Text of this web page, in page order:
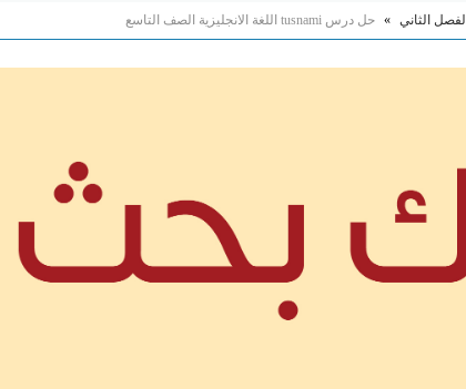
الفصل الثاني » حل درس tusnami اللغة الانجليزية الصف التاسع